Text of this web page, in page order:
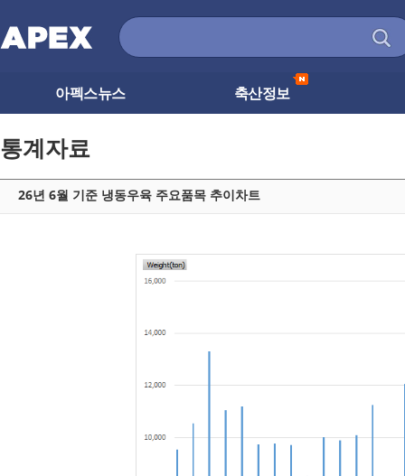
아펙스뉴스 축산정보
통계자료
26년 6월 기준 냉동우육 주요품목 추이차트